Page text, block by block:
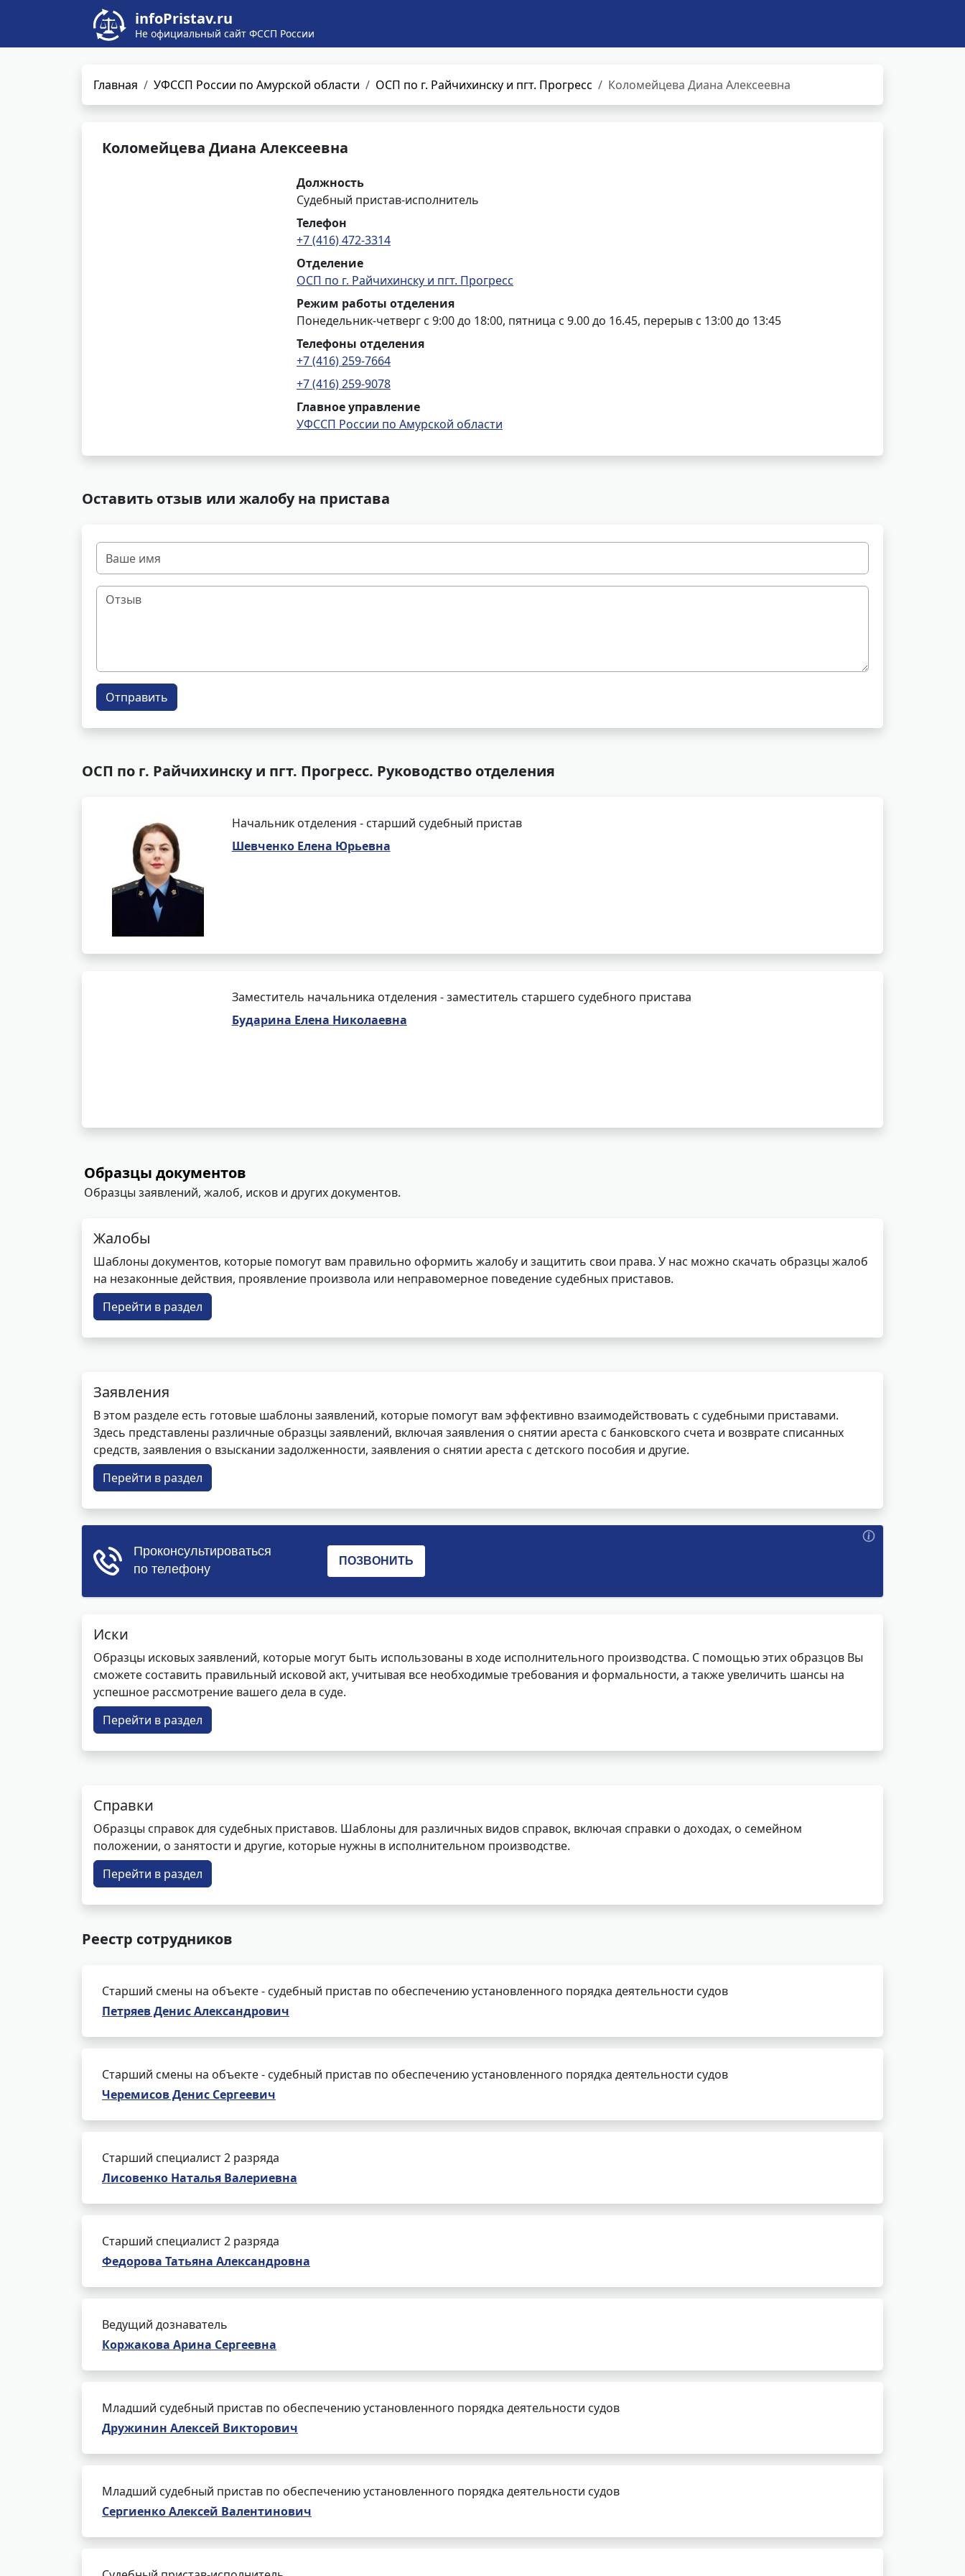
infoPristav.ru
Не официальный сайт ФССП России
Главная УФССП России по Амурской области ОСП по г. Райчихинску и пгт. Прогресс Коломейцева Диана Алексеевна
Коломейцева Диана Алексеевна
Должность
Судебный пристав-исполнитель
Телефон
+7 (416) 472-3314
Отделение
ОСП по г. Райчихинску и пгт. Прогресс
Режим работы отделения
Понедельник-четверг с 9:00 до 18:00, пятница с 9.00 до 16.45, перерыв с 13:00 до 13:45
Телефоны отделения
+7 (416) 259-7664
+7 (416) 259-9078
Главное управление
УФССП России по Амурской области
Оставить отзыв или жалобу на пристава
Отправить
ОСП по г. Райчихинску и пгт. Прогресс. Руководство отделения
Начальник отделения - старший судебный пристав
Шевченко Елена Юрьевна
Заместитель начальника отделения - заместитель старшего судебного пристава
Бударина Елена Николаевна
Образцы документов
Образцы заявлений, жалоб, исков и других документов.
Жалобы
Шаблоны документов, которые помогут вам правильно оформить жалобу и защитить свои права. У нас можно скачать образцы жалоб
на незаконные действия, проявление произвола или неправомерное поведение судебных приставов.
Перейти в раздел
Заявления
В этом разделе есть готовые шаблоны заявлений, которые помогут вам эффективно взаимодействовать с судебными приставами.
Здесь представлены различные образцы заявлений, включая заявления о снятии ареста с банковского счета и возврате списанных
средств, заявления о взыскании задолженности, заявления о снятии ареста с детского пособия и другие.
Перейти в раздел
Иски
Образцы исковых заявлений, которые могут быть использованы в ходе исполнительного производства. С помощью этих образцов Вы
сможете составить правильный исковой акт, учитывая все необходимые требования и формальности, а также увеличить шансы на
успешное рассмотрение вашего дела в суде.
Перейти в раздел
Справки
Образцы справок для судебных приставов. Шаблоны для различных видов справок, включая справки о доходах, о семейном
положении, о занятости и другие, которые нужны в исполнительном производстве.
Перейти в раздел
Реестр сотрудников
Старший смены на объекте - судебный пристав по обеспечению установленного порядка деятельности судов
Петряев Денис Александрович
Старший смены на объекте - судебный пристав по обеспечению установленного порядка деятельности судов
Черемисов Денис Сергеевич
Старший специалист 2 разряда
Лисовенко Наталья Валериевна
Старший специалист 2 разряда
Федорова Татьяна Александровна
Ведущий дознаватель
Коржакова Арина Сергеевна
Младший судебный пристав по обеспечению установленного порядка деятельности судов
Дружинин Алексей Викторович
Младший судебный пристав по обеспечению установленного порядка деятельности судов
Сергиенко Алексей Валентинович